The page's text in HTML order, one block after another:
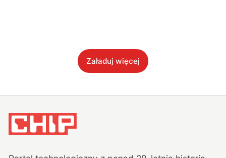
Załaduj więcej